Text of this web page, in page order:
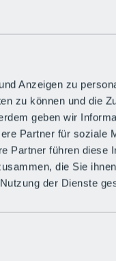
Anzeigen zu
zu können und die
geben wir
Partner für soziale
Partner führen diese
die Sie
der Dienste
Zurück
der Alpen